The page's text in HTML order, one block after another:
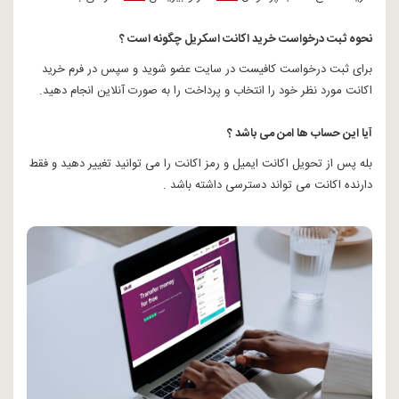
نحوه ثبت درخواست خرید اکانت اسکریل چگونه است ؟
برای ثبت درخواست کافیست در سایت عضو شوید و سپس در فرم خرید
اکانت مورد نظر خود را انتخاب و پرداخت را به صورت آنلاین انجام دهید.
آیا این حساب ها امن می باشد ؟
بله پس از تحویل اکانت ایمیل و رمز اکانت را می توانید تغییر دهید و فقط
دارنده اکانت می تواند دسترسی داشته باشد .